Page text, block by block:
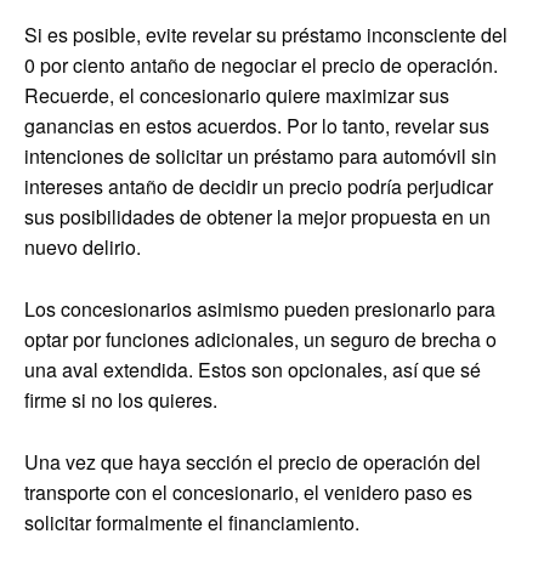
Si es posible, evite revelar su préstamo inconsciente del
0 por ciento antaño de negociar el precio de operación.
Recuerde, el concesionario quiere maximizar sus
ganancias en estos acuerdos. Por lo tanto, revelar sus
intenciones de solicitar un préstamo para automóvil sin
intereses antaño de decidir un precio podría perjudicar
sus posibilidades de obtener la mejor propuesta en un
nuevo delirio.
Los concesionarios asimismo pueden presionarlo para
optar por funciones adicionales, un seguro de brecha o
una aval extendida. Estos son opcionales, así que sé
firme si no los quieres.
Una vez que haya sección el precio de operación del
transporte con el concesionario, el venidero paso es
solicitar formalmente el financiamiento.